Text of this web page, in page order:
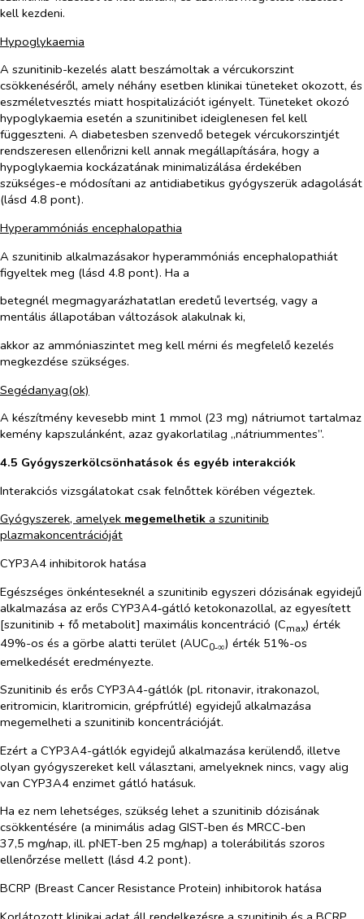
kell kezdeni.
Hypoglykaemia
A szunitinib-kezelés alatt beszámoltak a vércukorszint
csökkenéséről, amely néhány esetben klinikai tüneteket okozott, és
eszméletvesztés miatt hospitalizációt igényelt. Tüneteket okozó
hypoglykaemia esetén a szunitinibet ideiglenesen fel kell
függeszteni. A diabetesben szenvedő betegek vércukorszintjét
rendszeresen ellenőrizni kell annak megállapítására, hogy a
hypoglykaemia kockázatának minimalizálása érdekében
szükséges-e módosítani az antidiabetikus gyógyszerük adagolását
(lásd 4.8 pont).
Hyperammóniás encephalopathia
A szunitinib alkalmazásakor hyperammóniás encephalopathiát
figyeltek meg (lásd 4.8 pont). Ha a
betegnél megmagyarázhatatlan eredetű levertség, vagy a
mentális állapotában változások alakulnak ki,
akkor az ammóniaszintet meg kell mérni és megfelelő kezelés
megkezdése szükséges.
Segédanyag(ok)
A készítmény kevesebb mint 1 mmol (23 mg) nátriumot tartalmaz
kemény kapszulánként, azaz gyakorlatilag „nátriummentes”.
4.5 Gyógyszerkölcsönhatások és egyéb interakciók
Interakciós vizsgálatokat csak felnőttek körében végeztek.
Gyógyszerek, amelyek megemelhetik a szunitinib
plazmakoncentrációját
CYP3A4 inhibitorok hatása
Egészséges önkénteseknél a szunitinib egyszeri dózisának egyidejű
alkalmazása az erős CYP3A4‑gátló ketokonazollal, az egyesített
[szunitinib + fő metabolit] maximális koncentráció (Cmax) érték
49%-os és a görbe alatti terület (AUC0‑∞) érték 51%-os
emelkedését eredményezte.
Szunitinib és erős CYP3A4-gátlók (pl. ritonavir, itrakonazol,
eritromicin, klaritromicin, grépfrútlé) egyidejű alkalmazása
megemelheti a szunitinib koncentrációját.
Ezért a CYP3A4-gátlók egyidejű alkalmazása kerülendő, illetve
olyan gyógyszereket kell választani, amelyeknek nincs, vagy alig
van CYP3A4 enzimet gátló hatásuk.
Ha ez nem lehetséges, szükség lehet a szunitinib dózisának
csökkentésére (a minimális adag GIST-ben és MRCC-ben
37,5 mg/nap, ill. pNET-ben 25 mg/nap) a tolerábilitás szoros
ellenőrzése mellett (lásd 4.2 pont).
BCRP (Breast Cancer Resistance Protein) inhibitorok hatása